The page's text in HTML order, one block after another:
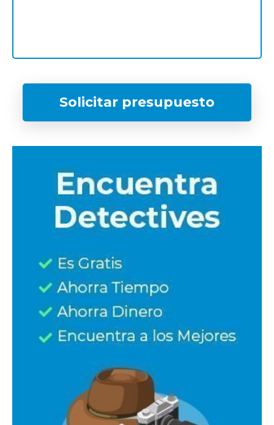
Solicitar presupuesto